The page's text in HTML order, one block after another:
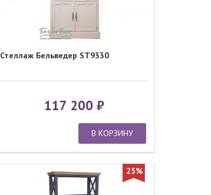
Стеллаж Бельведер ST9330
117 200
В КОРЗИНУ
25%